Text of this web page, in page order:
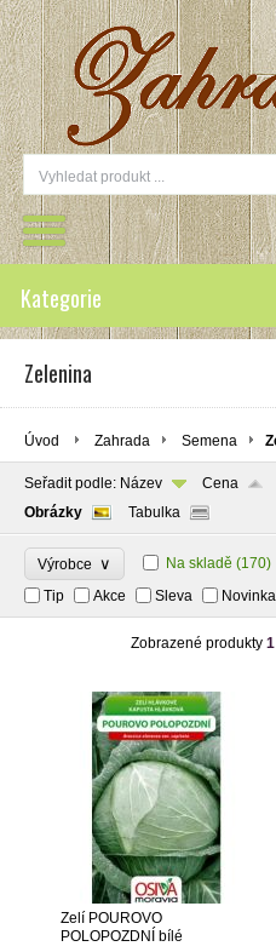
Kategorie
Zelenina
Úvod Zahrada Semena
Seřadit podle: Název
Cena
Obrázky
Tabulka
Výrobce ∨ Na skladě (170)
Tip
Akce Sleva Novinka
Zobrazené produkty
Zelí POUROVO
POLOPOZDNÍ bílé